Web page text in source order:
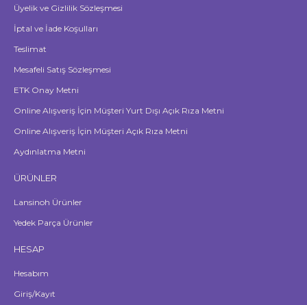
Üyelik ve Gizlilik Sözleşmesi
İptal ve İade Koşulları
Teslimat
Mesafeli Satış Sözleşmesi
ETK Onay Metni
Online Alışveriş İçin Müşteri Yurt Dışı Açık Rıza Metni
Online Alışveriş İçin Müşteri Açık Rıza Metni
Aydınlatma Metni
ÜRÜNLER
Lansinoh Ürünler
Yedek Parça Ürünler
HESAP
Hesabım
Giriş/Kayıt